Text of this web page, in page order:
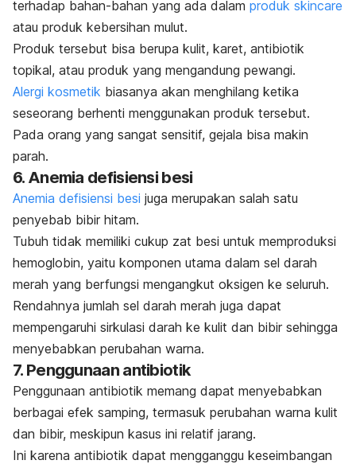
terhadap bahan-bahan yang ada dalam produk skincare
atau produk kebersihan mulut.
Produk tersebut bisa berupa kulit, karet, antibiotik
topikal, atau produk yang mengandung pewangi.
Alergi kosmetik biasanya akan menghilang ketika
seseorang berhenti menggunakan produk tersebut.
Pada orang yang sangat sensitif, gejala bisa makin
parah.
6. Anemia defisiensi besi
Anemia defisiensi besi juga merupakan salah satu
penyebab bibir hitam.
Tubuh tidak memiliki cukup zat besi untuk memproduksi
hemoglobin, yaitu komponen utama dalam sel darah
merah yang berfungsi mengangkut oksigen ke seluruh.
Rendahnya jumlah sel darah merah juga dapat
mempengaruhi sirkulasi darah ke kulit dan bibir sehingga
menyebabkan perubahan warna.
7. Penggunaan antibiotik
Penggunaan antibiotik memang dapat menyebabkan
berbagai efek samping, termasuk perubahan warna kulit
dan bibir, meskipun kasus ini relatif jarang.
Ini karena antibiotik dapat mengganggu keseimbangan